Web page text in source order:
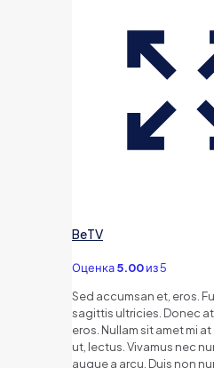
BeTV
Оценка5.00из 5
Sed accumsan et, eros.
sagittis ultricies. Donec at
eros. Nullam sit amet mi
ut, lectus. Vivamus nec
augue a arcu. Duis non